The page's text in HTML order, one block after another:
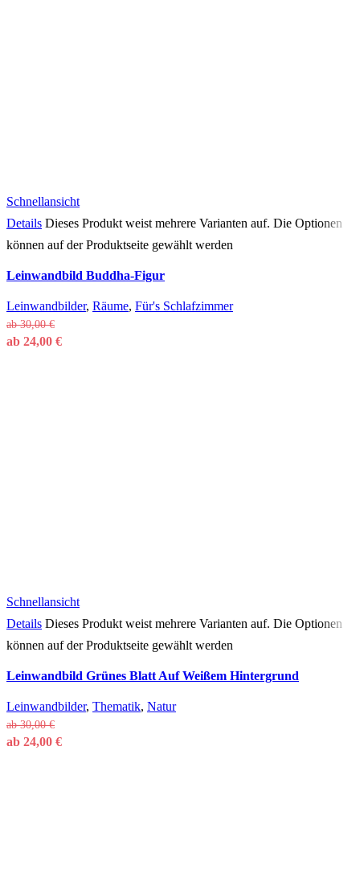
Schnellansicht
Details Dieses Produkt weist mehrere Varianten auf. Die Optionen
können auf der Produktseite gewählt werden
Leinwandbild Buddha-Figur
Leinwandbilder, Räume, Für's Schlafzimmer
ab30,00€
ab 24,00 €
Schnellansicht
Details Dieses Produkt weist mehrere Varianten auf. Die Optionen
können auf der Produktseite gewählt werden
Leinwandbild Grünes Blatt Auf Weißem Hintergrund
Leinwandbilder, Thematik, Natur
ab30,00€
ab 24,00 €